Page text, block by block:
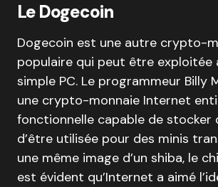
Le Dogecoin
Dogecoin est une autre crypto-
populaire qui peut être exploitée
simple PC. Le programmeur Billy
une crypto-monnaie Internet
fonctionnelle capable de stocker
d’être utilisée pour des minis
une même image d’un shiba, le
est évident qu’Internet a aimé